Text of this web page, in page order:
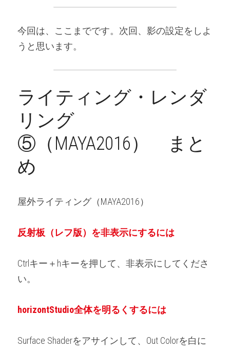
今回は、ここまでです。次回、影の設定をしよ
うと思います。
ライティング・レンダ
リング
⑤（MAYA2016）　まと
め
屋外ライティング（MAYA2016）
反射板（レフ版）を非表示にするには
Ctrlキー＋hキーを押して、非表示にしてくださ
い。
horizontStudio全体を明るくするには
Surface Shaderをアサインして、Out Colorを白に